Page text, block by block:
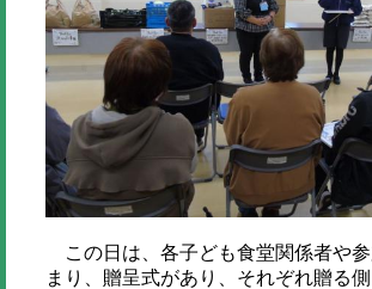
この日は、各子ども食堂関係者や
まり、贈呈式があり、それぞれ贈る